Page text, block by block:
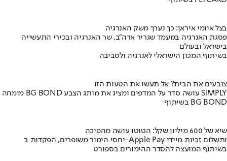
בצל איומי איראן: כך נערך משק האנרגיה
פסגת האנרגיה במעמד שגריר ארה"ב, שר האנרגיה ובכירי התעשייה
בישראל ובעולם
בשיתוף המכון הישראלי לאנרגיה ולסביבה
צובעים את הבית? אל תעשו את הטעות הזו
מומחה BG BOND עושה סדר על המדפים ומציג את מותג הצבע SIMPLY
בשיתוף BG BOND
שיא של 600 מיליון שקל: הטוטו עושה מהפיכה
יחסי הימור משופרים, הפקדות ב-Apple Pay ותשלום זכיות מיידי
בשיתוף המועצה להסדר ההימורים בספורט